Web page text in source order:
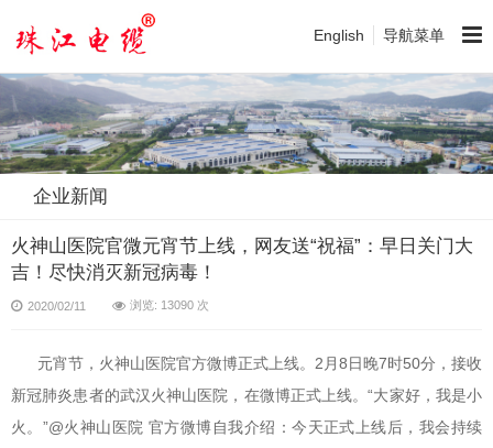
English 导航菜单
企业新闻
火神山医院官微元宵节上线，网友送“祝福”：早日关门大
吉！尽快消灭新冠病毒！
2020/02/11 浏览: 13090 次
元宵节，火神山医院官方微博正式上线。 2 月8日晚7时50分，接收
新冠肺炎患者的武汉火神山医院，在微博正式上线。“大家好，我是小
火。 ”@火神山医院 官方微博自我介绍：今天正式上线后，我会持续